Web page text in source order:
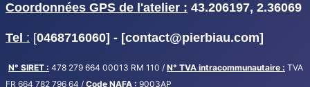
Coordonnées GPS de l'atelier : 43.206197, 2.36069
Tel : [0468716060] - [contact@pierbiau.com]
N° SIRET : 478 279 664 00013 RM 110 / N° TVA intracommunautaire : TVA
FR 664 782 796 64 / Code NAFA : 9003AP